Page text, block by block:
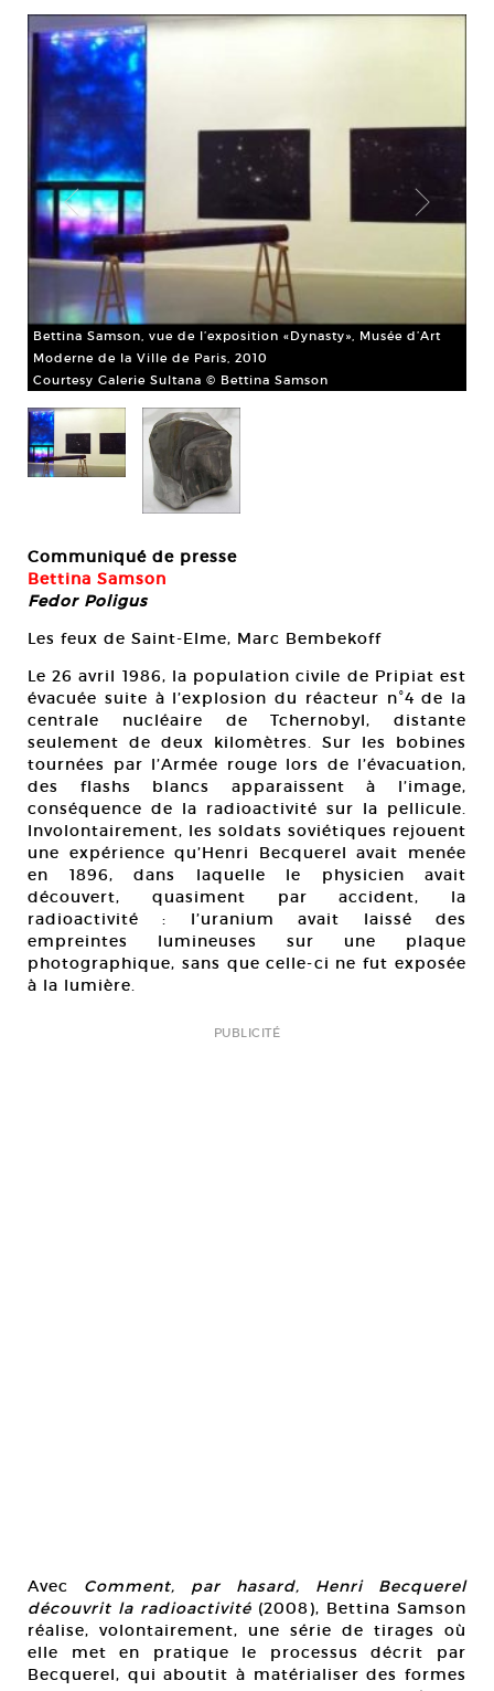
Bettina Samson, vue de l’exposition «Dynasty», Musée d’Art
Moderne de la Ville de Paris, 2010
Courtesy Galerie Sultana © Bettina Samson
Communiqué de presse
Bettina Samson
Fedor Poligus
Les feux de Saint-Elme, Marc Bembekoff
Le 26 avril 1986, la population civile de Pripiat est
évacuée suite à l’explosion du réacteur n°4 de la
centrale nucléaire de Tchernobyl, distante
seulement de deux kilomètres. Sur les bobines
tournées par l’Armée rouge lors de l’évacuation,
des flashs blancs apparaissent à l’image,
conséquence de la radioactivité sur la pellicule.
Involontairement, les soldats soviétiques rejouent
une expérience qu’Henri Becquerel avait menée
en 1896, dans laquelle le physicien avait
découvert, quasiment par accident, la
radioactivité : l’uranium avait laissé des
empreintes lumineuses sur une plaque
photographique, sans que celle-ci ne fut exposée
à la lumière.
PUBLICITÉ
Avec Comment, par hasard, Henri Becquerel
découvrit la radioactivité (2008), Bettina Samson
réalise, volontairement, une série de tirages où
elle met en pratique le processus décrit par
Becquerel, qui aboutit à matérialiser des formes